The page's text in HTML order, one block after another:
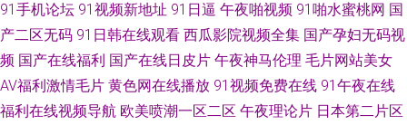
91手机论坛 91视频新地址 91日逼 午夜啪视频 91啪水蜜桃网 国
产二区无码 91日韩在线观看 西瓜影院视频全集 国产孕妇无码视
频 国产在线福利 国产在线日皮片 午夜神马伦理 毛片网站美女
AV福利激情毛片 黄色网在线播放 91视频免费在线 91午夜在线
福利在线视频导航 欧美喷潮一区二区 午夜理论片 日本第二片区